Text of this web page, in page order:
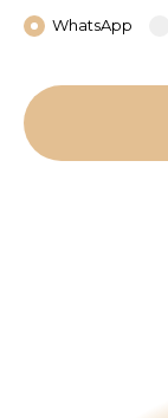
WhatsApp